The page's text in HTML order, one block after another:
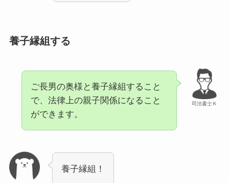
養子縁組する
司法書士Ｋ
ご長男の奥様と養子縁組すること
で、法律上の親子関係になること
ができます。
養子縁組！